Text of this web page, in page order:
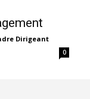
Dirigeant
0